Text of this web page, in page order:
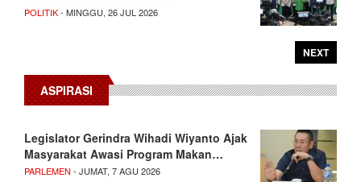
POLITIK- MINGGU, 26 JUL 2026
NEXT
ASPIRASI
Legislator Gerindra Wihadi Wiyanto Ajak
Masyarakat Awasi Program Makan…
PARLEMEN - JUMAT, 7 AGU 2026